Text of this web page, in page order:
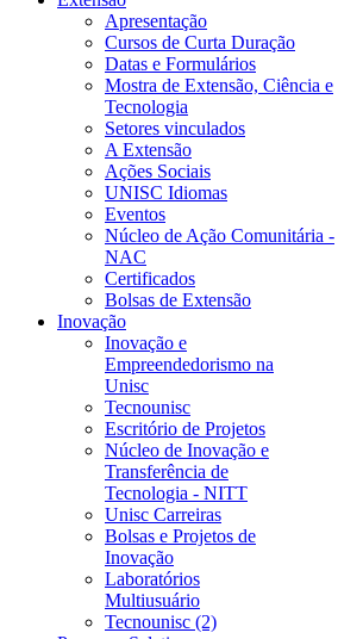
Apresentação
Cursos de Curta Duração
Datas e Formulários
Mostra de Extensão, Ciência e
Tecnologia
Setores vinculados
A Extensão
Ações Sociais
UNISC Idiomas
Eventos
Núcleo de Ação Comunitária -
NAC
Certificados
Bolsas de Extensão
Inovação
Inovação e
Empreendedorismo na
Unisc
Tecnounisc
Escritório de Projetos
Núcleo de Inovação e
Transferência de
Tecnologia - NITT
Unisc Carreiras
Bolsas e Projetos de
Inovação
Laboratórios
Multiusuário
Tecnounisc (2)